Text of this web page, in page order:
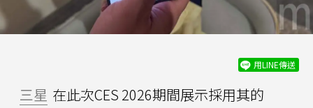
用LINE傳送
三星 在此次CES 2026期間展示採用其的